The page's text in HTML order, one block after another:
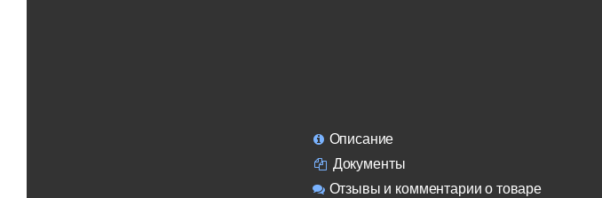
Описание
Документы
Отзывы и комментарии о товаре